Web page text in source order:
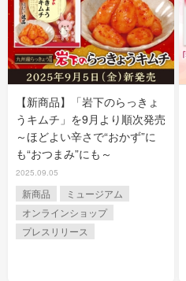
【新商品】「岩下のらっきょ
うキムチ」を9月より順次発売
～ほどよい辛さで“おかず”に
も“おつまみ”にも～
2025.09.05
新商品
ミュージアム
オンラインショップ
プレスリリース